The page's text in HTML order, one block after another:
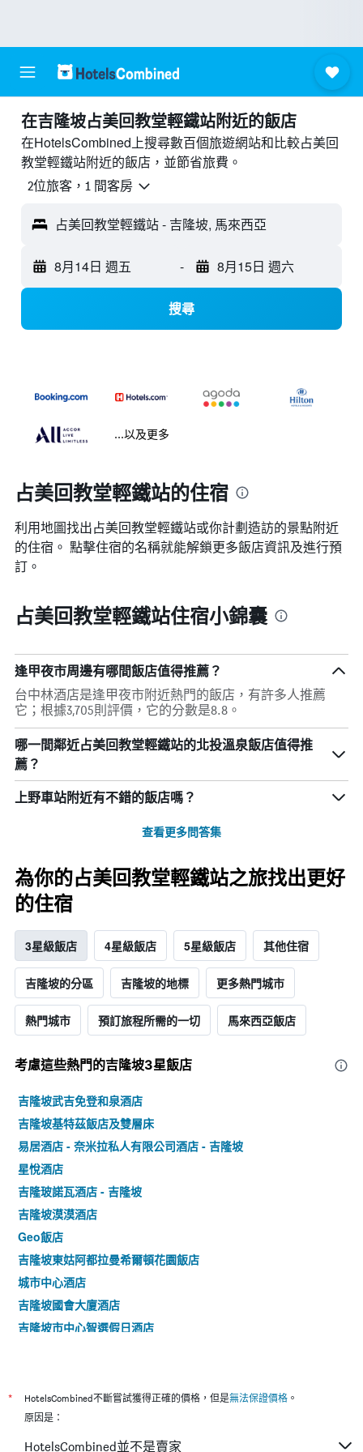
​在吉隆坡占美回教堂輕鐵站附近​的飯店
在HotelsCombined上搜尋數百個旅遊網站和比較占美回
教堂輕鐵站附近的飯店，並節省旅費。
2位旅客，1 間客房
占美回教堂輕鐵站 - 吉隆坡, 馬來西亞
8月14日 週五 - 8月15日 週六
搜尋
...以及更多
占美回教堂輕鐵站的住宿
利用地圖找出占美回教堂輕鐵站​​或你計劃造訪的景點附近
的住宿。 點擊住宿的名稱就能解鎖更多飯店資訊及進行預
訂。
占美回教堂輕鐵站住宿小錦囊
逢甲夜市周邊有哪間飯店值得推薦？
台中林酒店是逢甲夜市附近熱門的飯店，有許多人推薦
它；根據3,705則評價，它的分數是8.8。
哪一間鄰近占美回教堂輕鐵站的北投溫泉飯店值得推
薦？
上野車站附近有不錯的飯店嗎？
查看更多問答集
為你的占美回教堂輕鐵站之旅找出更好
的住宿
3星級飯店 4星級飯店 5星級飯店 其他住宿
吉隆坡的分區 吉隆坡的地標 更多熱門城市
熱門城市 預訂旅程所需的一切 馬來西亞飯店
考慮這些熱門的吉隆坡3星​飯店
吉隆坡武吉免登和泉酒店
吉隆坡基特茲飯店及雙層床
易居酒店 - 奈米拉私人有限公司酒店 - 吉隆坡
星悅酒店
吉隆玻諾瓦酒店 - 吉隆坡
吉隆坡漠漠酒店
Geo飯店
吉隆坡東姑阿都拉曼希爾頓花園飯店
城市中心酒店
吉隆坡國會大廈酒店
吉隆坡市中心智選假日酒店
吉隆坡mov精品酒店
吉隆坡絲卡梅淘瓦酒店
吉隆坡 YMCA 青年旅舍 - 吉隆坡
* HotelsCombined不斷嘗試獲得正確的價格，但是無法保證價格 。
原因是：
HotelsCombined並不是賣家